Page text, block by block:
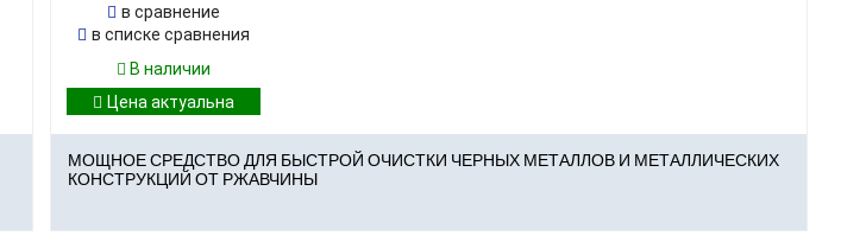
в сравнение
в списке сравнения
В наличии
МОЩНОЕ СРЕДСТВО ДЛЯ БЫСТРОЙ ОЧИСТКИ ЧЕРНЫХ МЕТАЛЛОВ И МЕТАЛЛИЧЕСКИХ
КОНСТРУКЦИЙ ОТ РЖАВЧИНЫ